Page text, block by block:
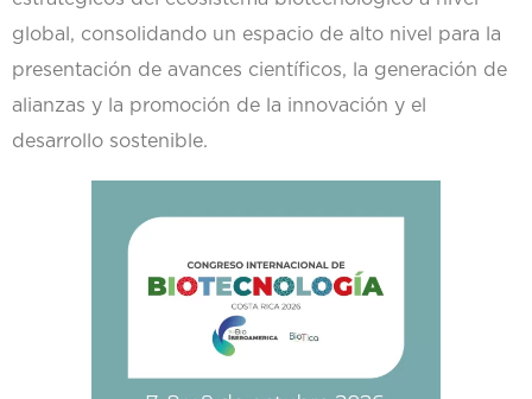
global, consolidando un espacio de alto nivel para la
presentación de avances científicos, la generación de
alianzas y la promoción de la innovación y el
desarrollo sostenible.